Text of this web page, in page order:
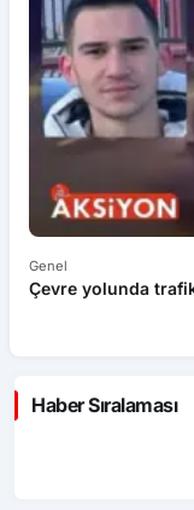
Genel
Çevre yolunda
Haber Sıralaması